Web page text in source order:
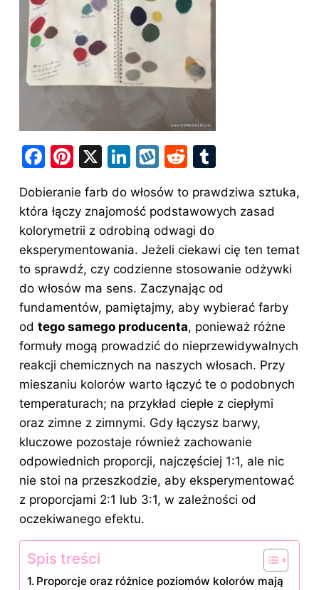
F
c
e
b
o
o
k
Pi
er
e
st
X
Li
k
e
dI
n
W
k
o
p
R
d
di
t
m
bl
r
Dobieranie farb do włosów to prawdziwa sztuka,
która łączy znajomość podstawowych zasad
kolorymetrii z odrobiną odwagi do
eksperymentowania. Jeżeli ciekawi cię ten temat
to sprawdź, czy codzienne stosowanie odżywki
do włosów ma sens. Zaczynając od
fundamentów, pamiętajmy, aby wybierać farby
od tego samego producenta, ponieważ różne
formuły mogą prowadzić do nieprzewidywalnych
reakcji chemicznych na naszych włosach. Przy
mieszaniu kolorów warto łączyć te o podobnych
temperaturach; na przykład ciepłe z ciepłymi
oraz zimne z zimnymi. Gdy łączysz barwy,
kluczowe pozostaje również zachowanie
odpowiednich proporcji, najczęściej 1:1, ale nic
nie stoi na przeszkodzie, aby eksperymentować
z proporcjami 2:1 lub 3:1, w zależności od
oczekiwanego efektu.
Spis treści
Proporcje oraz różnice poziomów kolorów mają